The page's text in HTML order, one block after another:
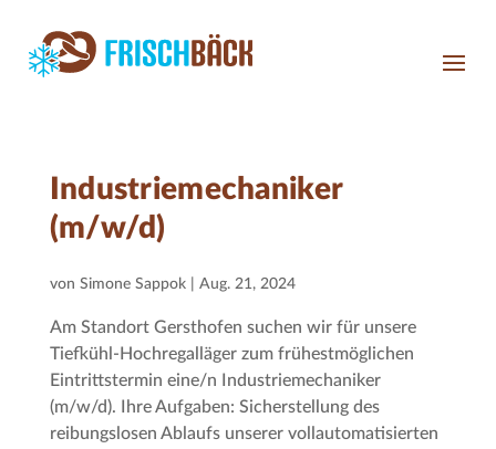
Industriemechaniker
(m/w/d)
von Simone Sappok| Aug. 21, 2024
Am Standort Gersthofen suchen wir für unsere
Tiefkühl-Hochregalläger zum frühestmöglichen
Eintrittstermin eine/n Industriemechaniker
(m/w/d). Ihre Aufgaben: Sicherstellung des
reibungslosen Ablaufs unserer vollautomatisierten